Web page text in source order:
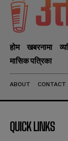
होम खबरनामा
मासिक पत्रिका
ABOUT CONTACT
QUICK LINKS